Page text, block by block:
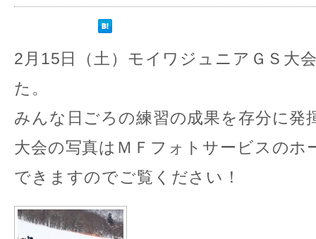
2月15日（土）モイワジュニアＧＳ大
た。
みんな日ごろの練習の成果を存分に発
大会の写真はＭＦフォトサービスのホ
できますのでご覧ください！